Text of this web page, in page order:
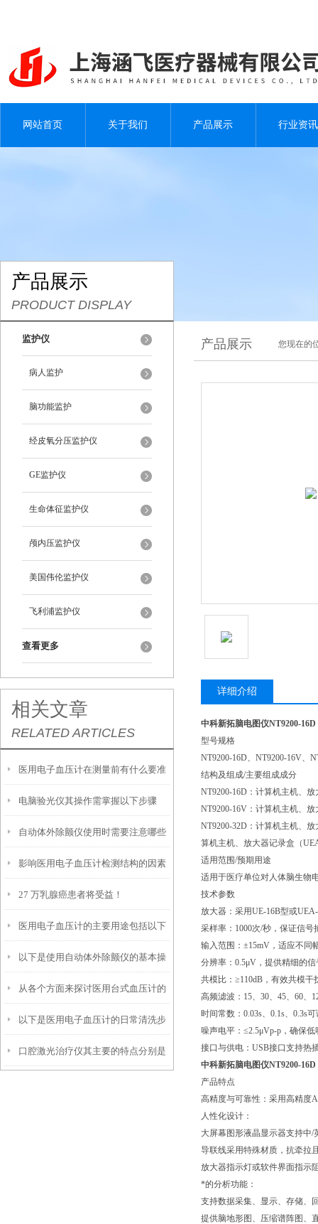
网站首页 关于我们 产品展示 行业资讯
产品展示
PRODUCT DISPLAY
监护仪
病人监护
脑功能监护
经皮氧分压监护仪
GE监护仪
生命体征监护仪
颅内压监护仪
美国伟伦监护仪
飞利浦监护仪
查看更多
相关文章
RELATED ARTICLES
医用电子血压计在测量前有什么要准
备的呢？
电脑验光仪其操作需掌握以下步骤
自动体外除颤仪使用时需要注意哪些
事项呢？
影响医用电子血压计检测结构的因素
有哪些？
27 万乳腺癌患者将受益！
医用电子血压计的主要用途包括以下
几个方面
以下是使用自动体外除颤仪的基本操
作方法
从各个方面来探讨医用台式血压计的
特点
以下是医用电子血压计的日常清洗步
骤
口腔激光治疗仪其主要的特点分别是
产品展示 您现在的
详细介绍
中科新拓脑电图仪NT9200-16D
型号规格
NT9200-16D、NT9200-16V、
结构及组成/主要组成成分
NT9200-16D：计算机主机、
NT9200-16V：计算机主机、
NT9200-32D：计算机主机、
算机主机、放大器记录盒（
适用范围/预期用途
适用于医疗单位对人体脑生物
技术参数
放大器：采用UE-16B型或
采样率：1000次/秒，保证信
输入范围：±15mV，适应不同
分辨率：0.5μV，提供精细的
共模比：≥110dB，有效共模干
高频滤波：15、30、45、60、
时间常数：0.03s、0.1s、0.3s
噪声电平：≤2.5μVp-p，确保
接口与供电：USB接口支持热
中科新拓脑电图仪NT9200-16D
产品特点
高精度与可靠性：采用高精度
人性化设计：
大屏幕图形液晶显示器支持中
导联线采用特殊材质，抗牵拉
放大器指示灯或软件界面指示
*的分析功能：
支持数据采集、显示、存储、
提供脑地形图、压缩谱阵图、